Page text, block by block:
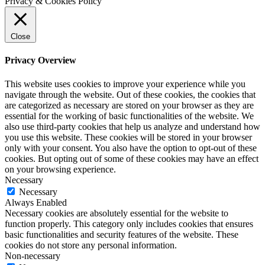
Close
Privacy Overview
This website uses cookies to improve your experience while you
navigate through the website. Out of these cookies, the cookies that
are categorized as necessary are stored on your browser as they are
essential for the working of basic functionalities of the website. We
also use third-party cookies that help us analyze and understand how
you use this website. These cookies will be stored in your browser
only with your consent. You also have the option to opt-out of these
cookies. But opting out of some of these cookies may have an effect
on your browsing experience.
Necessary
Necessary
Always Enabled
Necessary cookies are absolutely essential for the website to
function properly. This category only includes cookies that ensures
basic functionalities and security features of the website. These
cookies do not store any personal information.
Non-necessary